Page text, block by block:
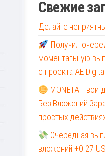
Свежие
Делайте
Получил
моментальную
с проекта AE Digital
MONETA: Твой
Без Вложений
простых
Очередная
вложений +0.27